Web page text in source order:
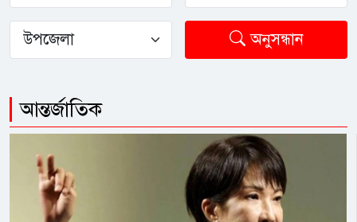
অনুসন্ধান
আন্তর্জাতিক